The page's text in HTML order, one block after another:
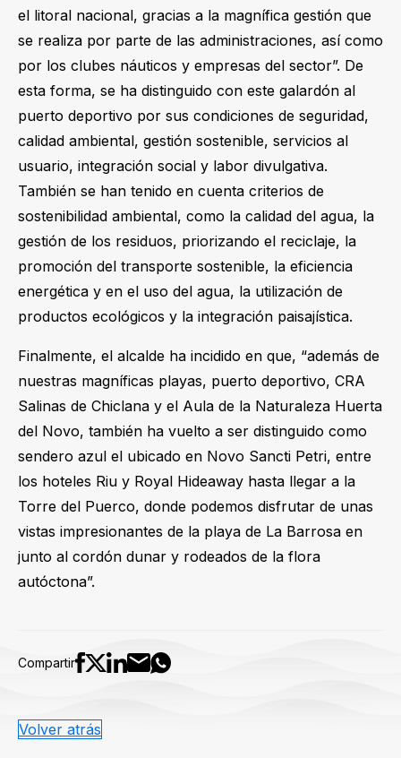
el litoral nacional, gracias a la magnífica gestión que
se realiza por parte de las administraciones, así como
por los clubes náuticos y empresas del sector”. De
esta forma, se ha distinguido con este galardón al
puerto deportivo por sus condiciones de seguridad,
calidad ambiental, gestión sostenible, servicios al
usuario, integración social y labor divulgativa.
También se han tenido en cuenta criterios de
sostenibilidad ambiental, como la calidad del agua, la
gestión de los residuos, priorizando el reciclaje, la
promoción del transporte sostenible, la eficiencia
energética y en el uso del agua, la utilización de
productos ecológicos y la integración paisajística.
Finalmente, el alcalde ha incidido en que, “además de
nuestras magníficas playas, puerto deportivo, CRA
Salinas de Chiclana y el Aula de la Naturaleza Huerta
del Novo, también ha vuelto a ser distinguido como
sendero azul el ubicado en Novo Sancti Petri, entre
los hoteles Riu y Royal Hideaway hasta llegar a la
Torre del Puerco, donde podemos disfrutar de unas
vistas impresionantes de la playa de La Barrosa en
junto al cordón dunar y rodeados de la flora
autóctona”.
Compartir
Volver atrás